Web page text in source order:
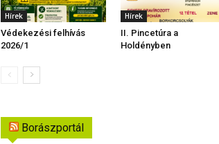
Hírek
Védekezési felhívás
2026/1
Hírek
II. Pincetúra a
Holdényben
Borászportál